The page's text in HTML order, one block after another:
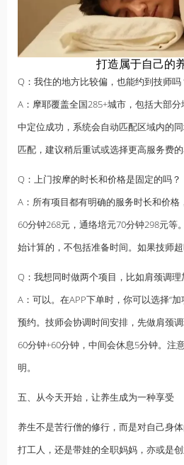
打造属于自己的
Q：我住的地方比较偏，也能约到技师吗
A：摩耶覆盖全国285+城市，包括大部
中定位成功，系统会自动匹配区域内的
匹配，建议稍后重试或选择更高服务费的
Q：上门按摩的时长和价格是固定的吗？
A：所有项目都有明确的服务时长和价
60分钟268元，通络培元70分钟298元等
始计算的，不包括准备时间。如果技师
Q：我想同时做两个项目，比如肩颈调理
A：可以。在APP下单时，你可以选择“
预约。技师会协调时间安排，先做肩颈
60分钟+60分钟，中间会休息5分钟。注
明。
五、从今天开始，让养生成为一种享受
养生不是苦行僧的修行，而是对自己身
打工人，还是带娃的全职妈妈，亦或是